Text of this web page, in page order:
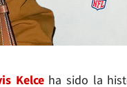
Kelceha sido la